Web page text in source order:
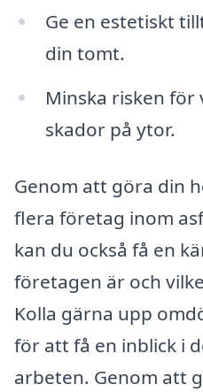
Ge en estetiskt
din tomt.
Minska risken
skador på ytor.
Genom att göra din
flera företag inom
kan du också få en
företagen är och
Kolla gärna upp
för att få en inblick i
arbeten. Genom att